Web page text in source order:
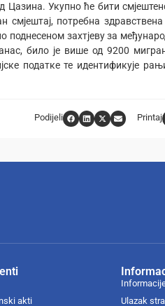
Цазина. Укупно ће бити
смјештај, потребна
поднесеном захтјеву за
било је више од 9200
податке те идентификује
Podijeli Printaj
akti
Ulazak